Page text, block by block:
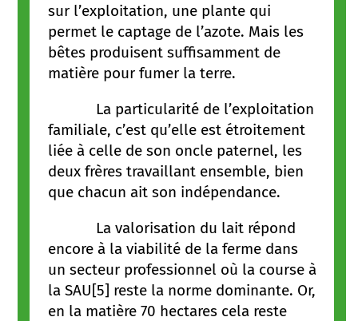
sur l’exploitation, une plante qui
permet le captage de l’azote. Mais les
bêtes produisent suffisamment de
matière pour fumer la terre.
La particularité de l’exploitation
familiale, c’est qu’elle est étroitement
liée à celle de son oncle paternel, les
deux frères travaillant ensemble, bien
que chacun ait son indépendance.
La valorisation du lait répond
encore à la viabilité de la ferme dans
un secteur professionnel où la course à
la SAU[5] reste la norme dominante. Or,
en la matière 70 hectares cela reste